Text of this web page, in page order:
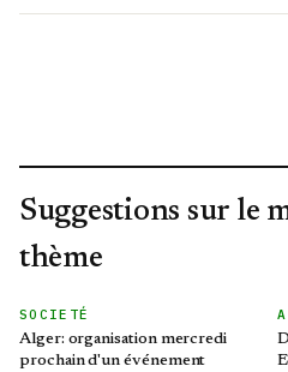
Suggestions sur le
thème
SOCIETÉ
Alger: organisation mercredi
prochain d'un événement